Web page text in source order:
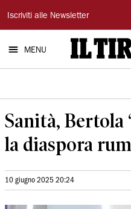
Il
Tirreno
Iscriviti alle Newsletter
MENU
Sanità, Bertola
la diaspora
10 giugno 2025 20:24